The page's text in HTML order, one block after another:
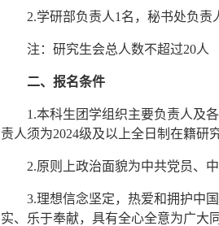
2.学研部负责人1名，秘书处负
注：研究生会总人数不超过20人
二、报名条件
1.本科生团学组织主要负责人及
责人须为2024级及以上全日制在籍研
2.原则上政治面貌为中共党员、
3.理想信念坚定，热爱和拥护中
实、乐于奉献，具有全心全意为广大